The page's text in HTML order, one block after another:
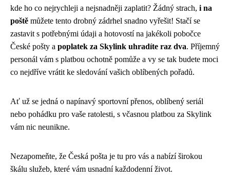
kde ho co nejrychleji a nejsnadněji zaplatit? Žádný strach, i na
poště můžete tento drobný zádrhel snadno vyřešit! Stačí se
zastavit s potřebnými údaji a hotovostí na jakékoli pobočce
České pošty a poplatek za Skylink uhradíte raz dva. Příjemný
personál vám s platbou ochotně pomůže a vy se tak budete moci
co nejdříve vrátit ke sledování vašich oblíbených pořadů.
Ať už se jedná o napínavý sportovní přenos, oblíbený seriál
nebo pohádku pro vaše ratolesti, s včasnou platbou za Skylink
vám nic neunikne.
Nezapomeňte, že Česká pošta je tu pro vás a nabízí širokou
škálu služeb, které vám usnadní každodenní život.